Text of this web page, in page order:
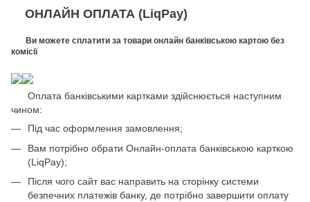
ОНЛАЙН ОПЛАТА (LiqPay)
Ви можете сплатити за товари онлайн банківською картою без
комісії
Оплата банківськими картками здійснюється наступним
чином:
Під час оформлення замовлення;
Вам потрібно обрати Онлайн-оплата банківською карткою
(LiqPay);
Після чого сайт вас направить на сторінку системи
безпечних платежів банку, де потрібно завершити оплату